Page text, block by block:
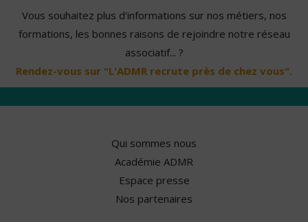
Vous souhaitez plus d'informations sur nos métiers, nos
formations, les bonnes raisons de rejoindre notre réseau
associatif... ?
Rendez-vous sur "L'ADMR recrute près de chez vous".
Qui sommes nous
Académie ADMR
Espace presse
Nos partenaires